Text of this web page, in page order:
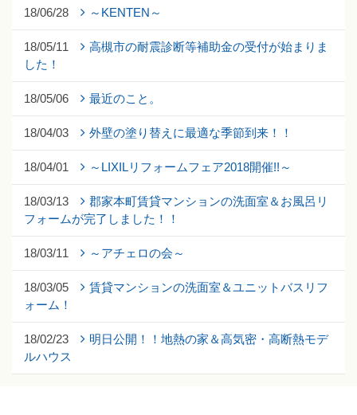
18/06/28 ～KENTEN～
18/05/11
高槻市の耐震診断等補助金の受付が始まりま
した！
18/05/06 最近のこと。
18/04/03 外壁の塗り替えに最適な季節到来！！
18/04/01 ～LIXILリフォームフェア2018開催!!～
18/03/13
郡家本町賃貸マンションの洗面室＆お風呂リ
フォームが完了しました！！
18/03/11 ～アチェロの会～
18/03/05
賃貸マンションの洗面室＆ユニットバスリフ
ォーム！
18/02/23
明日公開！！地熱の家＆高気密・高断熱モデ
ルハウス